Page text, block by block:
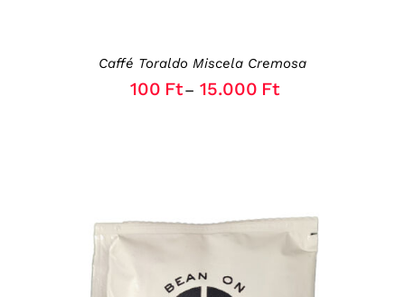
PRODUCT
PAGE
Caffé Toraldo Miscela Cremosa
100 Ft– 15.000 Ft